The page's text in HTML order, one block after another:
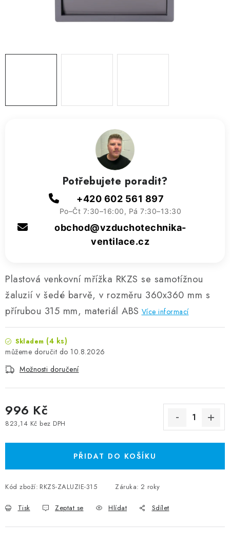
VÝPRODEJ
Plastová venkovní mřížka RKZS se samotížnou
žaluzií v šedé barvě, v rozměru 360x360 mm s
přírubou 315 mm, materiál ABS Více informací
Skladem (4 ks)
10.8.2026
Možnosti doručení
996 Kč
823,14 Kč bez DPH
PŘIDAT DO KOŠÍKU
Kód zboží: RKZS-ZALUZIE-315 Záruka: 2 roky
Tisk Zeptat se Hlídat Sdílet
Potřebujete poradit?
+420 602 561 897
Po–Čt 7:30–16:00, Pá 7:30–13:30
obchod@vzduchotechnika-
ventilace.cz